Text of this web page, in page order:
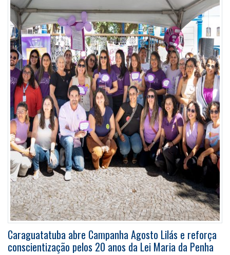
Caraguatatuba abre Campanha Agosto Lilás e reforça
conscientização pelos 20 anos da Lei Maria da Penha